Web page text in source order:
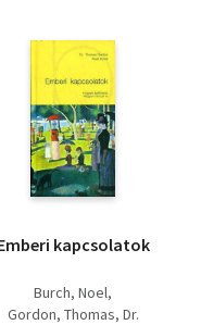
kapcsolatok
Burch, Noel
Gordon, Thomas, Dr.